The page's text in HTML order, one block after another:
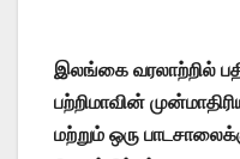
இலங்கை வரலாற்றில்
பற்றிமாவின்
மற்றும் ஒரு